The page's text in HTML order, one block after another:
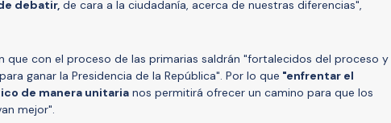
debatir, de cara a la ciudadanía, acerca de nuestras diferencias",
que con el proceso de las primarias saldrán "fortalecidos del proceso y
ganar la Presidencia de la República". Por lo que "enfrentar el
de manera unitaria nos permitirá ofrecer un camino para que los
mejor".